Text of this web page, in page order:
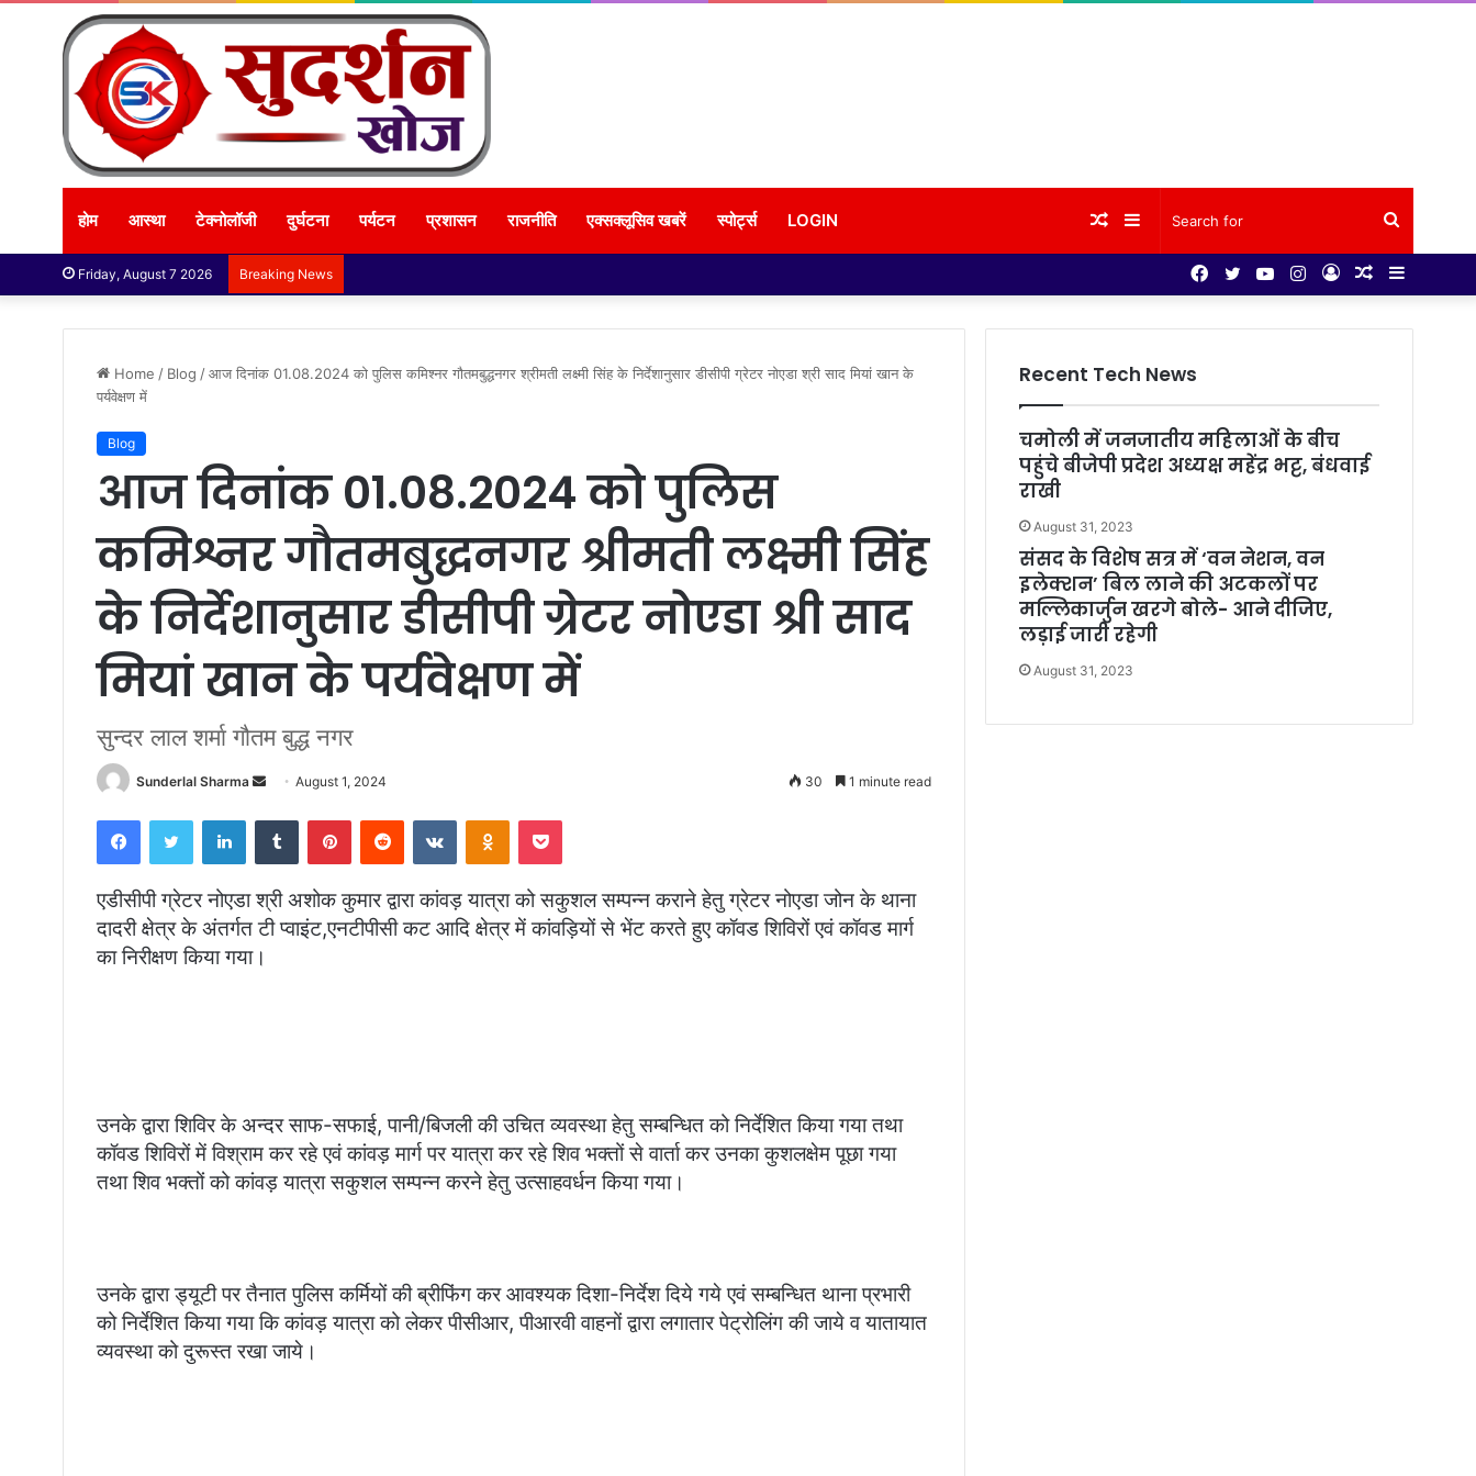
होम आस्था टेक्नोलॉजी दुर्घटना पर्यटन प्रशासन राजनीति एक्सक्लूसिव खबरें स्पोर्ट्स LOGIN
for
Sidebar
Random
Friday, August 7 2026 Breaking News Sidebar
Random
Log
Instagram
YouTube
Twitter
Facebook
Home / Blog /आज दिनांक 01.08.2024 को पुलिस कमिश्नर गौतमबुद्धनगर श्रीमती लक्ष्मी सिंह के निर्देशानुसार डीसीपी ग्रेटर नोएडा श्री साद मियां खान के
पर्यवेक्षण में
Blog
आज दिनांक 01.08.2024 को पुलिस
कमिश्नर गौतमबुद्धनगर श्रीमती लक्ष्मी सिंह
के निर्देशानुसार डीसीपी ग्रेटर नोएडा श्री साद
मियां खान के पर्यवेक्षण में
सुन्दर लाल शर्मा गौतम बुद्ध नगर
Sunderlal Sharma
Send
email
August 1, 2024 30 1 minute read
FacebookTwitter LinkedInTumblr PinterestReddit VKontakteOdnoklassniki
Pocket
एडीसीपी ग्रेटर नोएडा श्री अशोक कुमार द्वारा कांवड़ यात्रा को सकुशल सम्पन्न कराने हेतु ग्रेटर नोएडा जोन के थाना
दादरी क्षेत्र के अंतर्गत टी प्वाइंट,एनटीपीसी कट आदि क्षेत्र में कांवड़ियों से भेंट करते हुए कॉवड शिविरों एवं कॉवड मार्ग
का निरीक्षण किया गया।
उनके द्वारा शिविर के अन्दर साफ-सफाई, पानी/बिजली की उचित व्यवस्था हेतु सम्बन्धित को निर्देशित किया गया तथा
कॉवड शिविरों में विश्राम कर रहे एवं कांवड़ मार्ग पर यात्रा कर रहे शिव भक्तों से वार्ता कर उनका कुशलक्षेम पूछा गया
तथा शिव भक्तों को कांवड़ यात्रा सकुशल सम्पन्न करने हेतु उत्साहवर्धन किया गया।
उनके द्वारा ड्यूटी पर तैनात पुलिस कर्मियों की ब्रीफिंग कर आवश्यक दिशा-निर्देश दिये गये एवं सम्बन्धित थाना प्रभारी
को निर्देशित किया गया कि कांवड़ यात्रा को लेकर पीसीआर, पीआरवी वाहनों द्वारा लगातार पेट्रोलिंग की जाये व यातायात
व्यवस्था को दुरूस्त रखा जाये।
Recent Tech News
चमोली में जनजातीय महिलाओं के बीच
पहुंचे बीजेपी प्रदेश अध्यक्ष महेंद्र भट्ट, बंधवाई
राखी
August 31, 2023
संसद के विशेष सत्र में ‘वन नेशन, वन
इलेक्शन’ बिल लाने की अटकलों पर
मल्लिकार्जुन खरगे बोले- आने दीजिए,
लड़ाई जारी रहेगी
August 31, 2023